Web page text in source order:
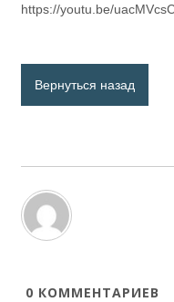
https://youtu.be/
Вернуться назад
0 КОММЕНТАРИЕВ